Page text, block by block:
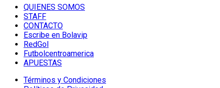
QUIENES SOMOS
STAFF
CONTACTO
Escribe en Bolavip
RedGol
Futbolcentroamerica
APUESTAS
Términos y Condiciones